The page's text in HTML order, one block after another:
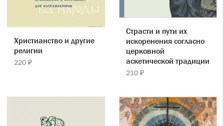
Христианство и другие
религии
220 ₽
Страсти и пути их
искоренения согласно
церковной
аскетической традиции
210 ₽